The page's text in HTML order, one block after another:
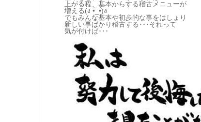
上がる程、基本からする稽古メニューが
増える(ง •̀_•́)ง
でもみんな基本や初歩的な事をはしょり
新しい事ばかり稽古する･･･それって
気が付けば･･･